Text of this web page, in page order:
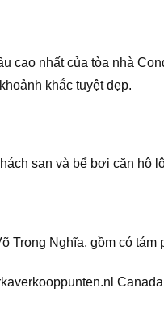
cao nhất của tòa nhà
khắc tuyệt đẹp.
sạn và bể bơi căn hộ
Trọng Nghĩa, gồm có